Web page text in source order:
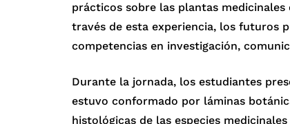
prácticos sobre las plantas
través de esta experiencia, los futuros
competencias en investigación,
Durante la jornada, los estudiantes
estuvo conformado por láminas
histológicas de las especies